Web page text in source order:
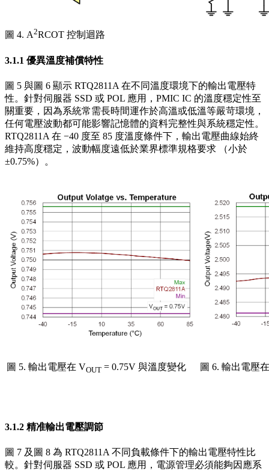
圖 4. A2RCOT 控制迴路
3.1.1 優異溫度補償特性
圖 5 與圖 6 顯示 RTQ2811A 在不同溫度環境下的輸出電壓特
性。針對伺服器 SSD 或 POL 應用，PMIC IC 的溫度穩定性至
關重要，因為系統常需長時間運作於高溫或低溫等嚴苛環境，
任何電壓波動都可能影響記憶體的資料完整性與系統穩定性。
RTQ2811A 在 −40 度至 85 度溫度條件下，輸出電壓曲線始終
維持高度穩定，波動幅度遠低於業界標準規格要求 （小於
±0.75%）。
圖 5. 輸出電壓在 VOUT = 0.75V 與溫度變化 圖 6. 輸出電壓
3.1.2 精准輸出電壓調節
圖 7 及圖 8 為 RTQ2811A 不同負載條件下的輸出電壓特性比
較。針對伺服器 SSD 或 POL 應用，電源管理必須能夠因應系